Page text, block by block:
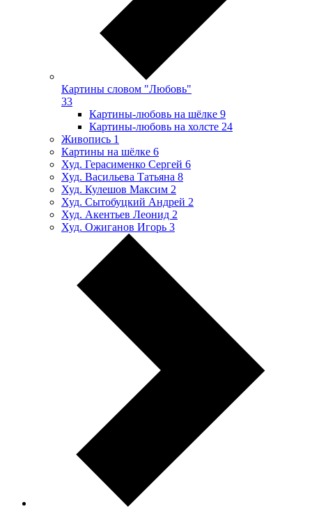
Картины словом "Любовь"
33
Картины-любовь на шёлке 9
Картины-любовь на холсте 24
Живопись 1
Картины на шёлке 6
Худ. Герасименко Сергей 6
Худ. Васильева Татьяна 8
Худ. Кулешов Максим 2
Худ. Сытобуцкий Андрей 2
Худ. Акентьев Леонид 2
Худ. Ожиганов Игорь 3